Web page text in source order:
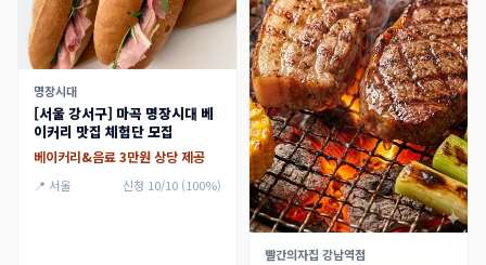
명장시대
[서울 강서구] 마곡 명장시대 베
이커리 맛집 체험단 모집
베이커리&음료 3만원 상당 제공
📍 서울 신청 10/10 (100%)
빨간의자집 강남역점